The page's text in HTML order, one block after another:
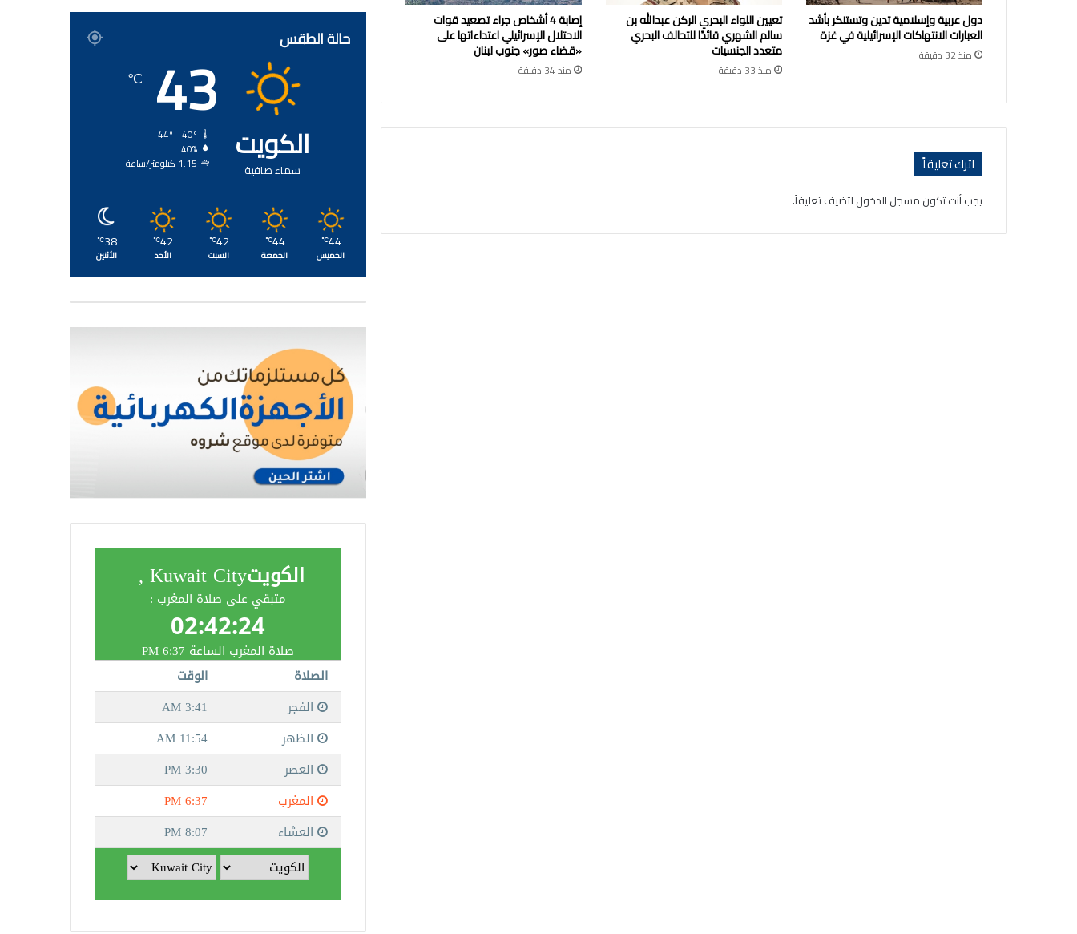
دول عربية وإسلامية تدين وتستنكر بأشد
العبارات الانتهاكات الإسرائيلية في غزة
منذ 32 دقيقة
تعيين اللواء البحري الركن عبدالله بن
سالم الشهري قائدًا للتحالف البحري
متعدد الجنسيات
منذ 33 دقيقة
إصابة 4 أشخاص جراء تصعيد قوات
الاحتلال الإسرائيلي اعتداءاتها على
«قضاء صور» جنوب لبنان
منذ 34 دقيقة
اترك تعليقاً
يجب أنت تكون مسجل الدخول لتضيف تعليقاً.
حالة الطقس
الكويت
سماء صافية
43
℃
40%
1.15 كيلومتر/ساعة
44
℃
الخميس
44
℃
الجمعة
42
℃
السبت
42
℃
الأحد
38
℃
الأثنين